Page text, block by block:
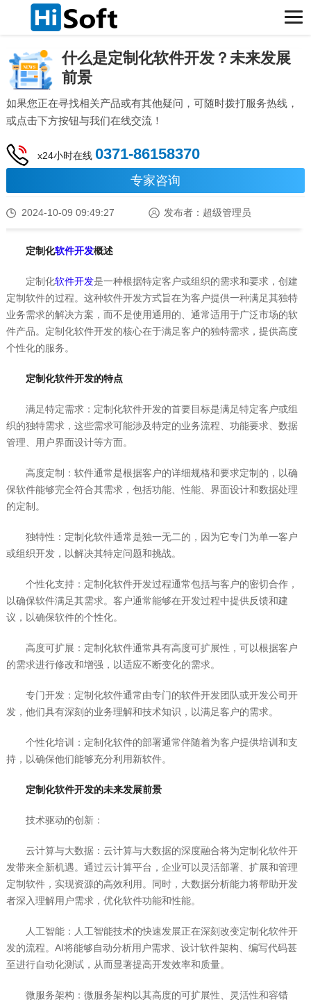
什么是定制化软件开发？未来发展
前景
如果您正在寻找相关产品或有其他疑问，可随时拨打服务热线，
或点击下方按钮与我们在线交流！
x24小时在线 0371-86158370
专家咨询
2024-10-09 09:49:27 发布者：超级管理员
定制化软件开发概述
定制化软件开发是一种根据特定客户或组织的需求和要求，创建
定制软件的过程。这种软件开发方式旨在为客户提供一种满足其独特
业务需求的解决方案，而不是使用通用的、通常适用于广泛市场的软
件产品。定制化软件开发的核心在于满足客户的独特需求，提供高度
个性化的服务。
定制化软件开发的特点
满足特定需求：定制化软件开发的首要目标是满足特定客户或组
织的独特需求，这些需求可能涉及特定的业务流程、功能要求、数据
管理、用户界面设计等方面。
高度定制：软件通常是根据客户的详细规格和要求定制的，以确
保软件能够完全符合其需求，包括功能、性能、界面设计和数据处理
的定制。
独特性：定制化软件通常是独一无二的，因为它专门为单一客户
或组织开发，以解决其特定问题和挑战。
个性化支持：定制化软件开发过程通常包括与客户的密切合作，
以确保软件满足其需求。客户通常能够在开发过程中提供反馈和建
议，以确保软件的个性化。
高度可扩展：定制化软件通常具有高度可扩展性，可以根据客户
的需求进行修改和增强，以适应不断变化的需求。
专门开发：定制化软件通常由专门的软件开发团队或开发公司开
发，他们具有深刻的业务理解和技术知识，以满足客户的需求。
个性化培训：定制化软件的部署通常伴随着为客户提供培训和支
持，以确保他们能够充分利用新软件。
定制化软件开发的未来发展前景
技术驱动的创新：
云计算与大数据：云计算与大数据的深度融合将为定制化软件开
发带来全新机遇。通过云计算平台，企业可以灵活部署、扩展和管理
定制软件，实现资源的高效利用。同时，大数据分析能力将帮助开发
者深入理解用户需求，优化软件功能和性能。
人工智能：人工智能技术的快速发展正在深刻改变定制化软件开
发的流程。AI将能够自动分析用户需求、设计软件架构、编写代码甚
至进行自动化测试，从而显著提高开发效率和质量。
微服务架构：微服务架构以其高度的可扩展性、灵活性和容错